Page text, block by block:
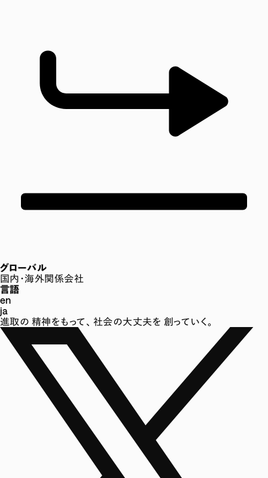
グローバル
国内・海外関係会社
言語
en
ja
進取の 精神をもって、 社会の大丈夫を 創っていく。